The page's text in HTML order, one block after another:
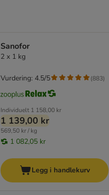
Sanofor
2 x 1 kg
Individuelt 1 158,00 kr
1 139,00 kr
569,50 kr / kg
1 082,05 kr
Vurdering: 4.5/5 (883)
Legg i handlekurv